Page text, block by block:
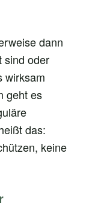
dann
sind oder
wirksam
geht es
das:
keine